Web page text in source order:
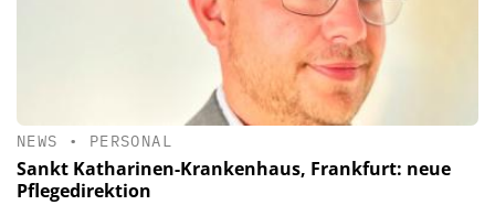
NEWS • PERSONAL
Sankt Katharinen-Krankenhaus, Frankfurt: neue
Pflegedirektion